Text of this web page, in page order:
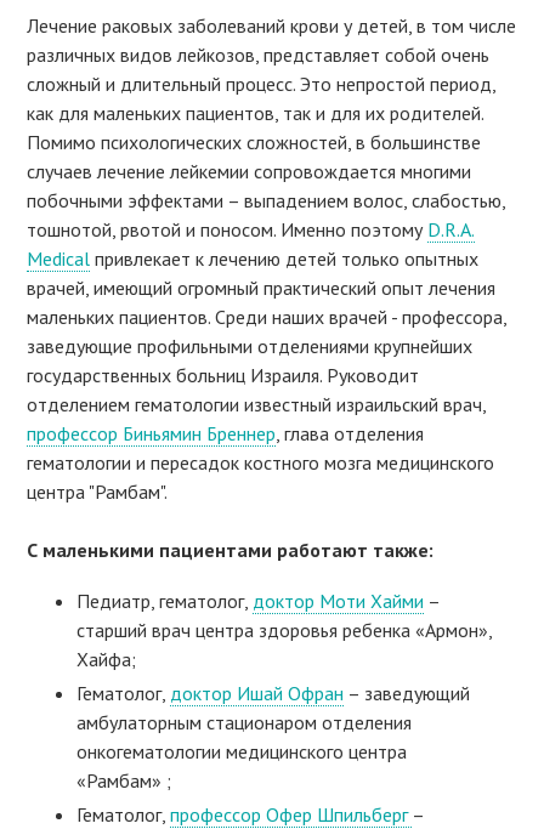
Лечение раковых заболеваний крови у детей, в том числе
различных видов лейкозов, представляет собой очень
сложный и длительный процесс. Это непростой период,
как для маленьких пациентов, так и для их родителей.
Помимо психологических сложностей, в большинстве
случаев лечение лейкемии сопровождается многими
побочными эффектами – выпадением волос, слабостью,
тошнотой, рвотой и поносом. Именно поэтому D.R.A.
Medical привлекает к лечению детей только опытных
врачей, имеющий огромный практический опыт лечения
маленьких пациентов. Среди наших врачей - профессора,
заведующие профильными отделениями крупнейших
государственных больниц Израиля. Руководит
отделением гематологии известный израильский врач,
профессор Биньямин Бреннер, глава отделения
гематологии и пересадок костного мозга медицинского
центра "Рамбам".
С маленькими пациентами работают также:
Педиатр, гематолог, доктор Моти Хайми –
старший врач центра здоровья ребенка «Армон»,
Хайфа;
Гематолог, доктор Ишай Офран – заведующий
амбулаторным стационаром отделения
онкогематологии медицинского центра
«Рамбам» ;
Гематолог, профессор Офер Шпильберг –